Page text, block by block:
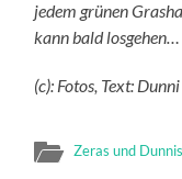
jedem grünen
kann bald losgehen…
(c): Fotos, Text: Dunni
Zeras und